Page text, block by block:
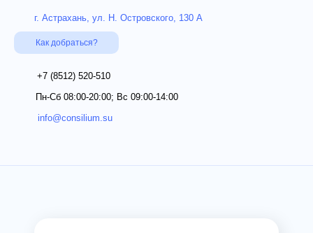
г. Астрахань, ул. Н. Островского, 130 А
Как добраться?
+7 (8512) 520-510
Пн-Сб 08:00-20:00; Вс 09:00-14:00
info@consilium.su